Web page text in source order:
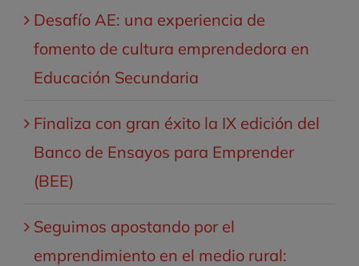
Desafío AE: una experiencia de
fomento de cultura emprendedora en
Educación Secundaria
Finaliza con gran éxito la IX edición del
Banco de Ensayos para Emprender
(BEE)
Seguimos apostando por el
emprendimiento en el medio rural: